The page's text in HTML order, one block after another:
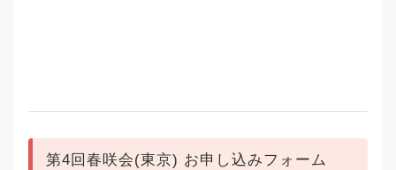
第4回春咲会(東京) お申し込みフォーム